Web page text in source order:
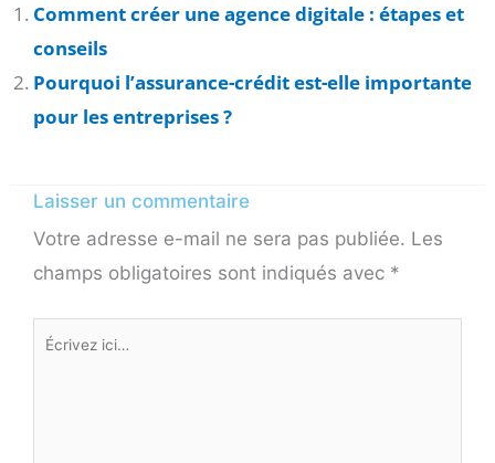
Comment créer une agence digitale : étapes et
conseils
Pourquoi l’assurance-crédit est-elle importante
pour les entreprises ?
Laisser un commentaire
Votre adresse e-mail ne sera pas publiée. Les
champs obligatoires sont indiqués avec *
Écrivez